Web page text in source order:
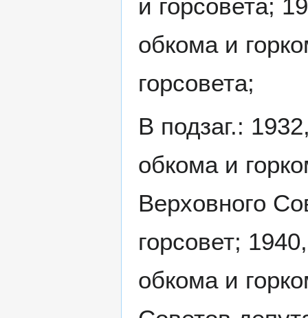
и горсовета;
обкома и
горсовета;
В подзаг.:
обкома и
Верховного
горсовет;
обкома и